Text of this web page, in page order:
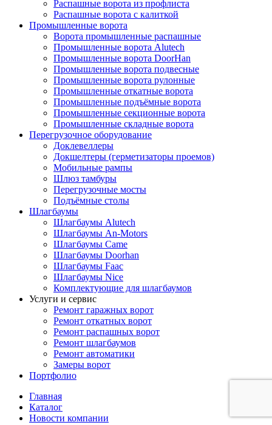
Распашные ворота из профлиста
Распашные ворота с калиткой
Промышленные ворота
Ворота промышленные распашные
Промышленные ворота Alutech
Промышленные ворота DoorHan
Промышленные ворота подвесные
Промышленные ворота рулонные
Промышленные откатные ворота
Промышленные подъёмные ворота
Промышленные секционные ворота
Промышленные складные ворота
Перегрузочное оборудование
Доклевеллеры
Докшелтеры (герметизаторы проемов)
Мобильные рампы
Шлюз тамбуры
Перегрузочные мосты
Подъёмные столы
Шлагбаумы
Шлагбаумы Alutech
Шлагбаумы An-Motors
Шлагбаумы Came
Шлагбаумы Doorhan
Шлагбаумы Faac
Шлагбаумы Nice
Комплектующие для шлагбаумов
Услуги и сервис
Ремонт гаражных ворот
Ремонт откатных ворот
Ремонт распашных ворот
Ремонт шлагбаумов
Ремонт автоматики
Замеры ворот
Портфолио
Главная
Каталог
Новости компании